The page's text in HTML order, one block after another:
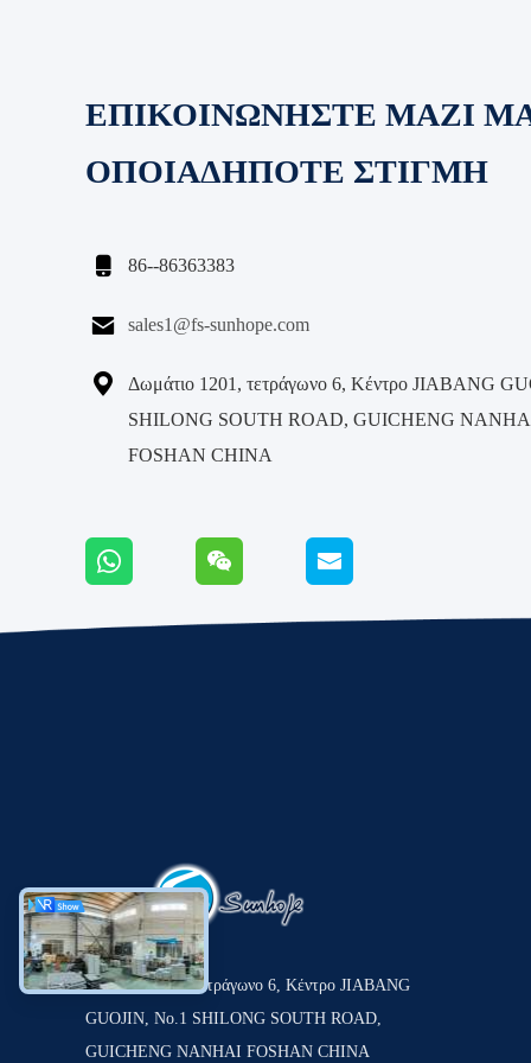
ΕΠΙΚΟΙΝΩΝΗΣΤΕ ΜΑΖΙ
ΟΠΟΙΑΔΗΠΟΤΕ ΣΤΙΓΜΗ
 86--86363383
 sales1@fs-sunhope.com

Δωμάτιο 1201, τετράγωνο 6, Κέντρο JIABANG
SHILONG SOUTH ROAD, GUICHENG
FOSHAN CHINA
Δωμάτιο 1201, τετράγωνο 6, Κέντρο JIABANG
GUOJIN, Νο.1 SHILONG SOUTH ROAD,
GUICHENG NANHAI FOSHAN CHINA